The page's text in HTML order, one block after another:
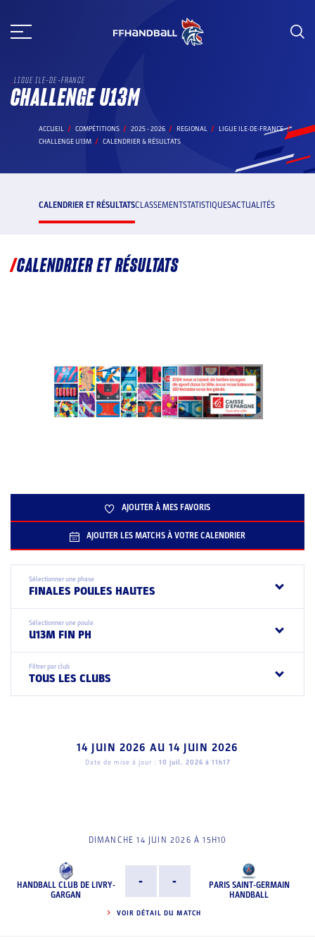
au
LIGUE ILE-DE-FRANCE
CHALLENGE U13M
ACCUEIL COMPÉTITIONS 2025 - 2026 REGIONAL
LIGUE ILE-DE-FRANCE
CHALLENGE U13M
CALENDRIER & RÉSULTATS
CALENDRIER ET RÉSULTATSCLASSEMENTSTATISTIQUESACTUALITÉS
CALENDRIER ET RÉSULTATS
AJOUTER À MES FAVORIS
AJOUTER LES MATCHS À VOTRE CALENDRIER
Sélectionner une phase
FINALES POULES HAUTES
Sélectionner une poule
U13M FIN PH
Filtrer par club
TOUS LES CLUBS
14 JUIN 2026 AU 14 JUIN 2026
Date de mise à jour : 10 juil. 2026 à 11h17
DIMANCHE 14 JUIN 2026 À 15H10
HANDBALL CLUB DE LIVRY-
GARGAN
- -
PARIS SAINT-GERMAIN
HANDBALL
VOIR DÉTAIL DU MATCH